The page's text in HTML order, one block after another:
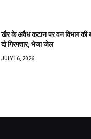
खैर के अवैध कटान पर वन विभाग की
दो गिरफ्तार, भेजा जेल
JULY 16, 2026